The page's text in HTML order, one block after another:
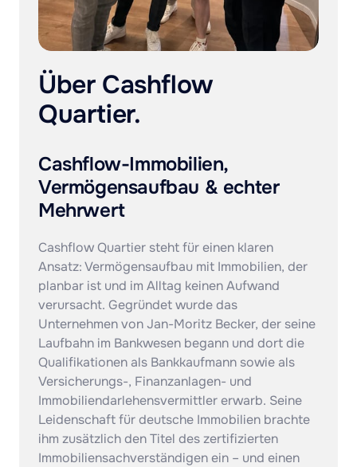
Über Cashflow
Quartier.
Cashflow-Immobilien,
Vermögensaufbau & echter
Mehrwert
Cashflow Quartier steht für einen klaren
Ansatz: Vermögensaufbau mit Immobilien, der
planbar ist und im Alltag keinen Aufwand
verursacht. Gegründet wurde das
Unternehmen von Jan-Moritz Becker, der seine
Laufbahn im Bankwesen begann und dort die
Qualifikationen als Bankkaufmann sowie als
Versicherungs-, Finanzanlagen- und
Immobiliendarlehensvermittler erwarb. Seine
Leidenschaft für deutsche Immobilien brachte
ihm zusätzlich den Titel des zertifizierten
Immobiliensachverständigen ein – und einen